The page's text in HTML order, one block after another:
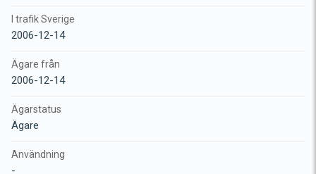
I trafik Sverige
2006-12-14
Ägare från
2006-12-14
Ägarstatus
Ägare
Användning
-